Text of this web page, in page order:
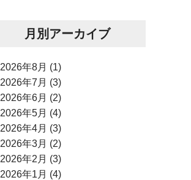
月別アーカイブ
2026年8月 (1)
2026年7月 (3)
2026年6月 (2)
2026年5月 (4)
2026年4月 (3)
2026年3月 (2)
2026年2月 (3)
2026年1月 (4)